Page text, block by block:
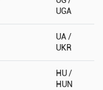
UGA
UA /
UKR
HU /
HUN